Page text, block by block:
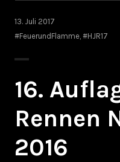
13. Juli 2017
#FeuerundFlamme #HJR17
16.
Rennen
2016